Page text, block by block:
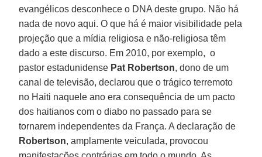
evangélicos desconhece o DNA deste grupo. Não há
nada de novo aqui. O que há é maior visibilidade pela
projeção que a mídia religiosa e não-religiosa têm
dado a este discurso. Em 2010, por exemplo, o
pastor estadunidense Pat Robertson, dono de um
canal de televisão, declarou que o trágico terremoto
no Haiti naquele ano era consequência de um pacto
dos haitianos com o diabo no passado para se
tornarem independentes da França. A declaração de
Robertson, amplamente veiculada, provocou